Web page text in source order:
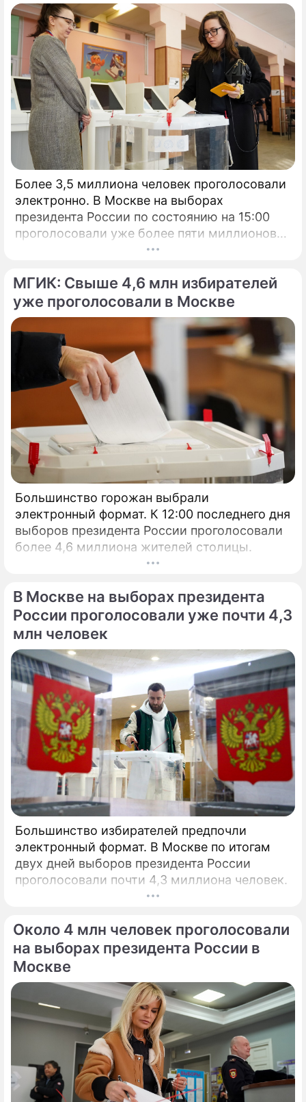
Более 3,5 миллиона человек проголосовали
электронно. В Москве на выборах
президента России по состоянию на 15:00
проголосовали уже более пяти миллионов
МГИК: Свыше 4,6 млн избирателей
уже проголосовали в Москве
Большинство горожан выбрали
электронный формат. К 12:00 последнего дня
выборов президента России проголосовали
более 4,6 миллиона жителей столицы.
В Москве на выборах президента
России проголосовали уже почти 4,3
млн человек
Большинство избирателей предпочли
электронный формат. В Москве по итогам
двух дней выборов президента России
проголосовали почти 4,3 миллиона человек.
Около 4 млн человек проголосовали
на выборах президента России в
Москве